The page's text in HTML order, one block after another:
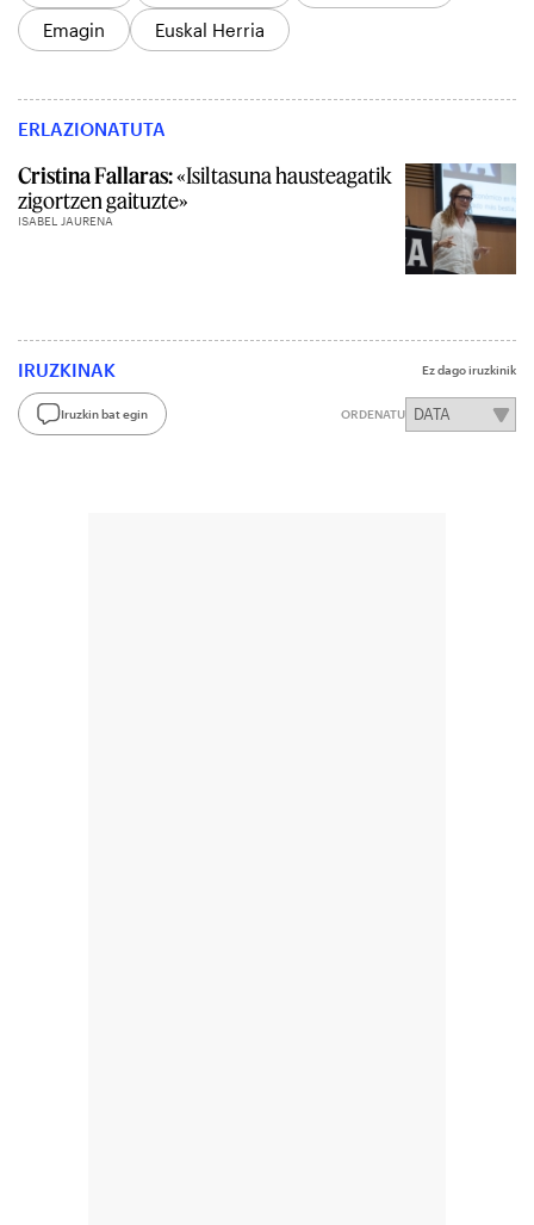
Emagin Euskal Herria
ERLAZIONATUTA
Cristina Fallaras:«Isiltasuna hausteagatik
zigortzen gaituzte»
ISABEL JAURENA
IRUZKINAK Ez dago iruzkinik
Iruzkin bat egin ORDENATU